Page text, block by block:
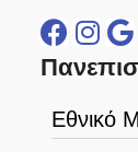
Εθνικό